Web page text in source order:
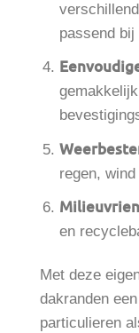
passend
regen,
en
Met deze
dakranden
particulieren